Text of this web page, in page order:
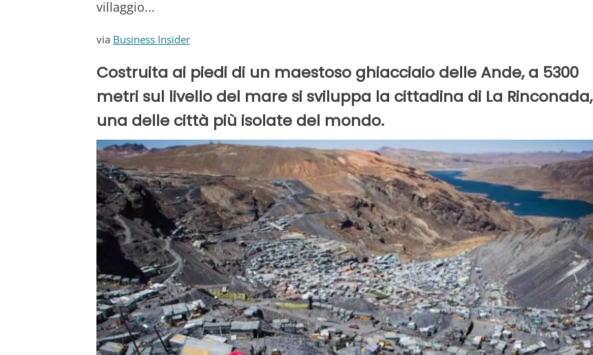
villaggio...
via Business Insider
Costruita ai piedi di un maestoso ghiacciaio delle Ande, a 5300
metri sul livello del mare si sviluppa la cittadina di La Rinconada,
una delle città più isolate del mondo.